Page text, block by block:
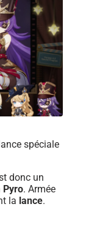
spéciale
donc un
Pyro. Armée
la lance.